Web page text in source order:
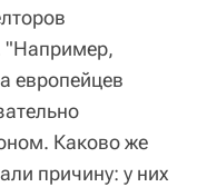
"Например,
европейцев
Каково же
причину: у них